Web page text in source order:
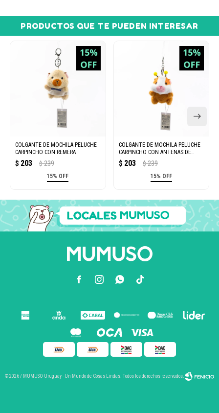
PRODUCTOS QUE TE PUEDEN INTERESAR
COLGANTE DE MOCHILA PELUCHE
CARPINCHO CON REMERA
$ 203 $ 239
15% OFF
COLGANTE DE MOCHILA PELUCHE
CARPINCHO CON ANTENAS DE
ABEJA
$ 203 $ 239
15% OFF
  
© 2026 / MUMUSO Uruguay - Un Mundo de Cosas Lindas. Todos los derechos reservados.